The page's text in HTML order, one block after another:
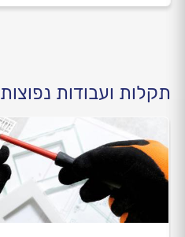
תקלות ועבודות נפוצות